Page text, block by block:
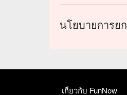
นโยบายการย
เกี่ยวกับ FunNow